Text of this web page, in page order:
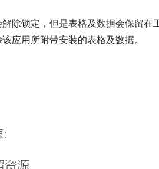
除锁定，但是表格及数据会保留在
应用所附带安装的表格及数据。